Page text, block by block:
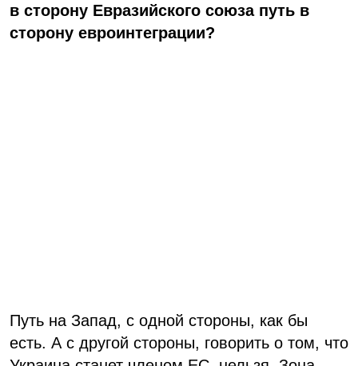
в сторону Евразийского союза путь в
сторону евроинтеграции?
Путь на Запад, с одной стороны, как бы
есть. А с другой стороны, говорить о том, что